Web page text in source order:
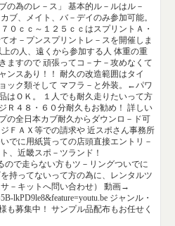
為のレ－ス」 基本的ル－ルはル－
ブ、メイト、バ－デイのみ参加可能。
０ｃｃ～１２５ｃｃはスプリントＡ・
オ－プンスプリントレ－スを開催しま
の人、遠くから参加する人 体重の重
ますので 頑張ってコ－ナ－攻めなくて
ンスあり！！ 耐久の改造範囲はタイ
ック類そして マフラ－と外装。←パワ
はＯＫ。 １人でも耐久走りたいって方
Ｒ４８・６０分耐久もお勧め！ 詳しい
の全日本カブ耐久からダウンロ－ド可
ＦＡＸ等での請求や 近スポさん事務所
でに用紙貰っての店頭直接エントリ－
、近畿スポ－ツランド！
ので走らない方もツ－リングついでに
持ってないって方の為に、レンタルツ
サ－キットへ問い合わせ） 動画→
lkPD9le8&feature=youtu.be ジャンル・
も募集中！ サンプル品配布もお任せく